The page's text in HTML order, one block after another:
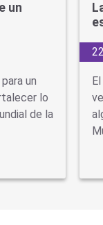
un
un
lo
de la